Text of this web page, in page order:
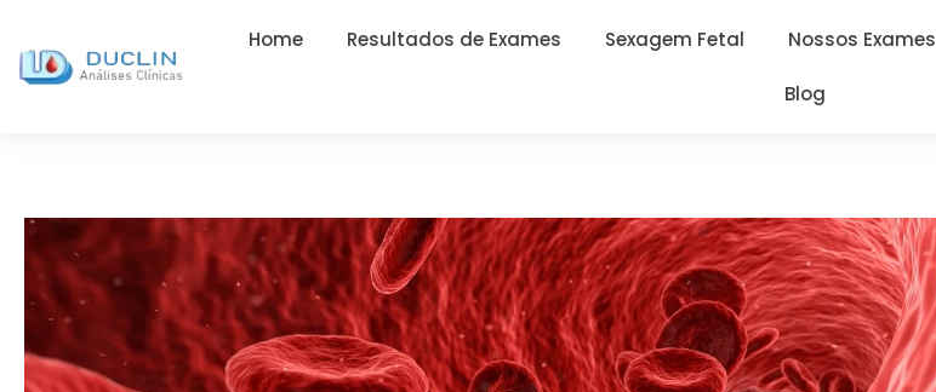
Home Resultados de Exames Sexagem Fetal Nossos Exames
Blog